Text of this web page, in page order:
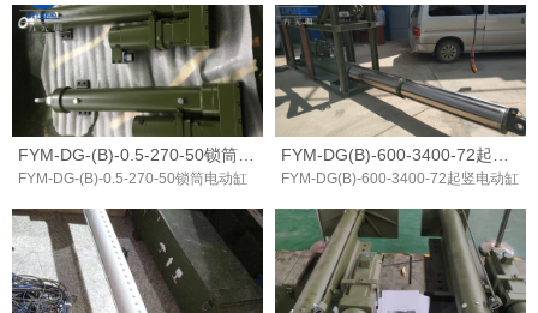
FYM-DG-(B)-0.5-270-50锁筒电动缸 FYM-DG(B)-600-3400-72起竖电动缸